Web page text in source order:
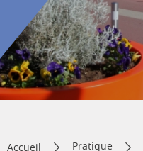
Accueil Pratique